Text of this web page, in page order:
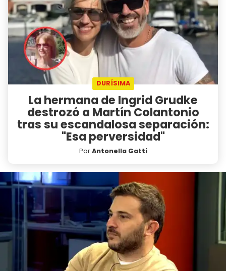
DURÍSIMA
La hermana de Ingrid Grudke
destrozó a Martín Colantonio
tras su escandalosa separación:
"Esa perversidad"
PorAntonella Gatti